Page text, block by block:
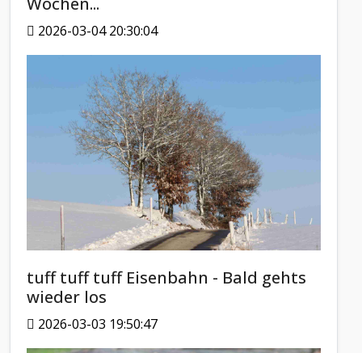
2026-03-04 20:30:04
tuff tuff tuff Eisenbahn - Bald gehts
wieder los
2026-03-03 19:50:47